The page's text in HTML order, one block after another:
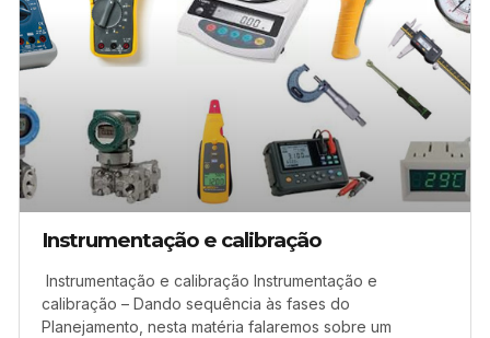
Instrumentação e calibração
Instrumentação e calibração Instrumentação e
calibração – Dando sequência às fases do
Planejamento, nesta matéria falaremos sobre um